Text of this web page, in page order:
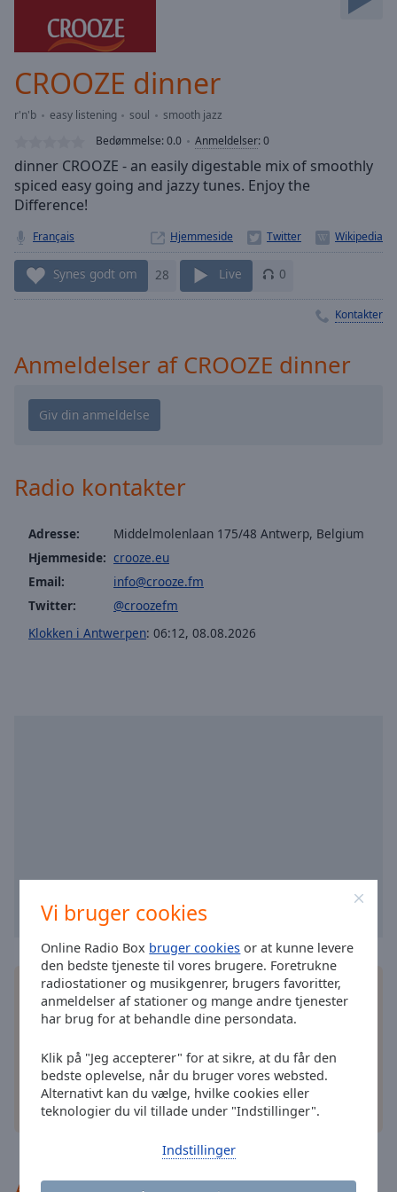
Vi bruger cookies
Online Radio Box bruger cookies or at kunne levere
den bedste tjeneste til vores brugere. Foretrukne
radiostationer og musikgenrer, brugers favoritter,
anmeldelser af stationer og mange andre tjenester
har brug for at behandle dine persondata.
Klik på "Jeg accepterer" for at sikre, at du får den
bedste oplevelse, når du bruger vores websted.
Alternativt kan du vælge, hvilke cookies eller
teknologier du vil tillade under "Indstillinger".
Indstillinger
Forward
Mute
Current
Time 0:00
-:-
0.00%
Stream
TypeLIVE
live,
currently
behind
LIVE
Remaining
1x
Playback
Rate
Chapters
off,
selected
Picture
Fullscreen
modal
Beginning
CROOZE dinner
r'n'b easy listening soul
smooth jazz
Bedømmelse:0.0 Anmeldelser:0
dinner CROOZE - an easily digestable mix of smoothly
spiced easy going and jazzy tunes. Enjoy the
Difference!
Français Hjemmeside
Synes godt om 28 Live 0
Kontakter
Anmeldelser af CROOZE dinner
Radio kontakter
Adresse:
Middelmolenlaan 175/48 Antwerp, Belgium
Hjemmeside: crooze.eu
Email:
info@crooze.fm
Twitter:
@croozefm
Klokken i Antwerpen: 06:12, 08.08.2026
Installer den gratis Online Radio Boxapplikation
på din smartphone, og lyt til dine foretrukne
radiostationer online – uanset hvor du er!
andre muligheder